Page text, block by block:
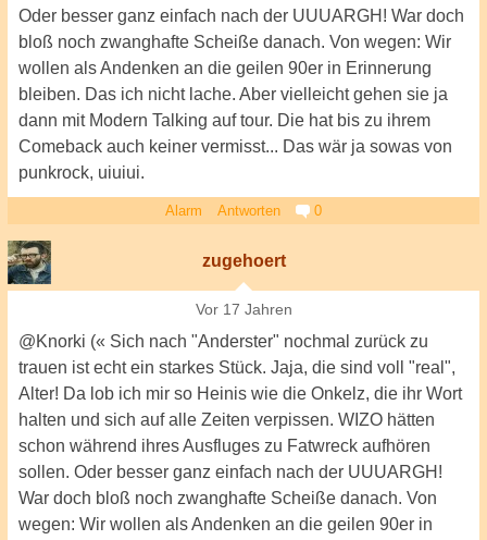
Oder besser ganz einfach nach der UUUARGH! War doch
bloß noch zwanghafte Scheiße danach. Von wegen: Wir
wollen als Andenken an die geilen 90er in Erinnerung
bleiben. Das ich nicht lache. Aber vielleicht gehen sie ja
dann mit Modern Talking auf tour. Die hat bis zu ihrem
Comeback auch keiner vermisst... Das wär ja sowas von
punkrock, uiuiui.
Alarm Antworten 0
zugehoert
Vor 17 Jahren
@Knorki (« Sich nach "Anderster" nochmal zurück zu
trauen ist echt ein starkes Stück. Jaja, die sind voll "real",
Alter! Da lob ich mir so Heinis wie die Onkelz, die ihr Wort
halten und sich auf alle Zeiten verpissen. WIZO hätten
schon während ihres Ausfluges zu Fatwreck aufhören
sollen. Oder besser ganz einfach nach der UUUARGH!
War doch bloß noch zwanghafte Scheiße danach. Von
wegen: Wir wollen als Andenken an die geilen 90er in